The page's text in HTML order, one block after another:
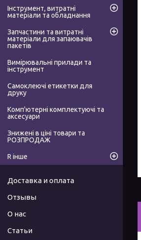
Інструмент, витратні
матеріали та обладнання
Запчастини та витратні
матеріали для запаювачів
пакетів
Вимірювальні прилади та
інструмент
Самоклеючі етикетки для
друку
Комп'ютерні комплектуючі та
аксесуари
Знижені в ціні товари та
РОЗПРОДАЖ
R інше
Доставка и оплата
Отзывы
О нас
Статьи